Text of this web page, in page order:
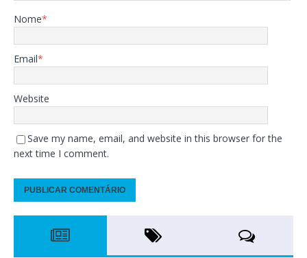
Nome*
Email*
Website
Save my name, email, and website in this browser for the
next time I comment.